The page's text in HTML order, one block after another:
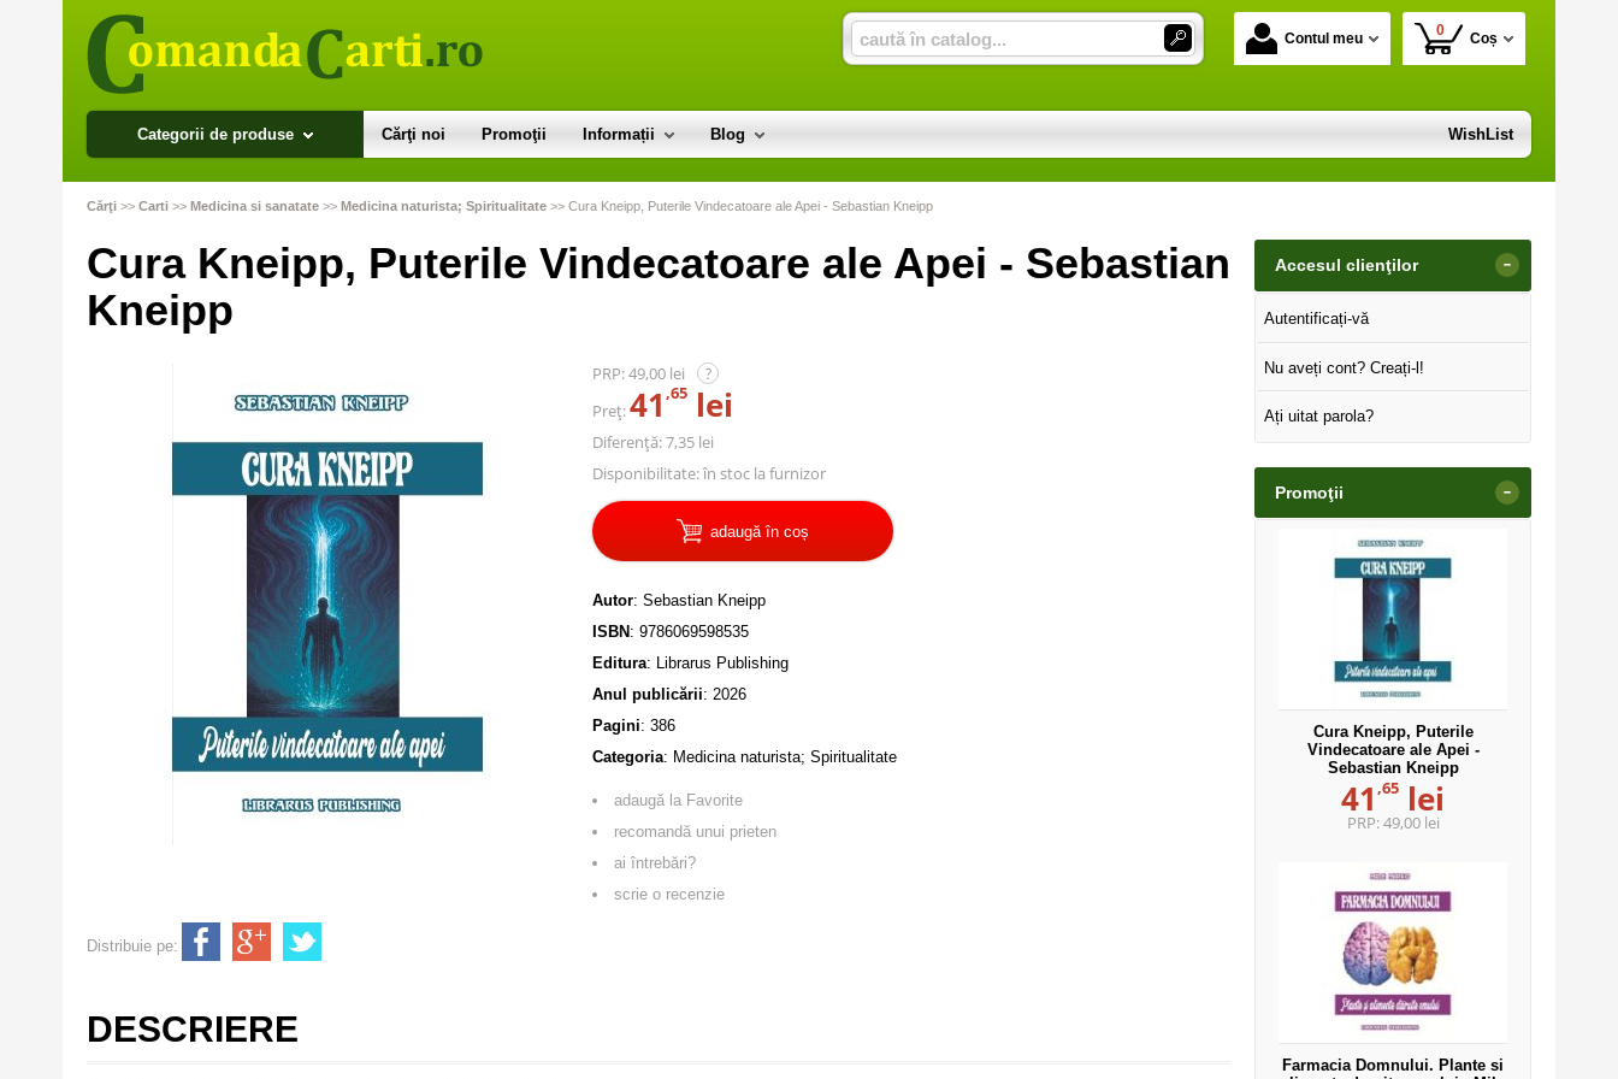
Contul meu 0 Coș
Categorii de produse Cărţi noi Promoţii Informații Blog WishList
Cărţi >> Carti >> Medicina si sanatate >> Medicina naturista; Spiritualitate >> Cura Kneipp, Puterile Vindecatoare ale Apei - Sebastian Kneipp
Cura Kneipp, Puterile Vindecatoare ale Apei - Sebastian
Kneipp
PRP:49,00 lei ?
Preț:41 ,65 lei
Diferență: 7,35 lei
Disponibilitate:în stoc la furnizor
adaugă în coș
Autor: Sebastian Kneipp
ISBN : 9786069598535
Editura: Librarus Publishing
Anul publicării: 2026
Pagini: 386
Categoria: Medicina naturista; Spiritualitate
adaugă la Favorite
recomandă unui prieten
ai întrebări?
scrie o recenzie
Distribuie pe:
DESCRIERE
Accesul clienţilor -
Autentificați-vă
Nu aveți cont? Creați-l!
Ați uitat parola?
Promoţii -
Cura Kneipp, Puterile
Vindecatoare ale Apei -
Sebastian Kneipp
41 ,65 lei
PRP:49,00 lei
Farmacia Domnului. Plante si